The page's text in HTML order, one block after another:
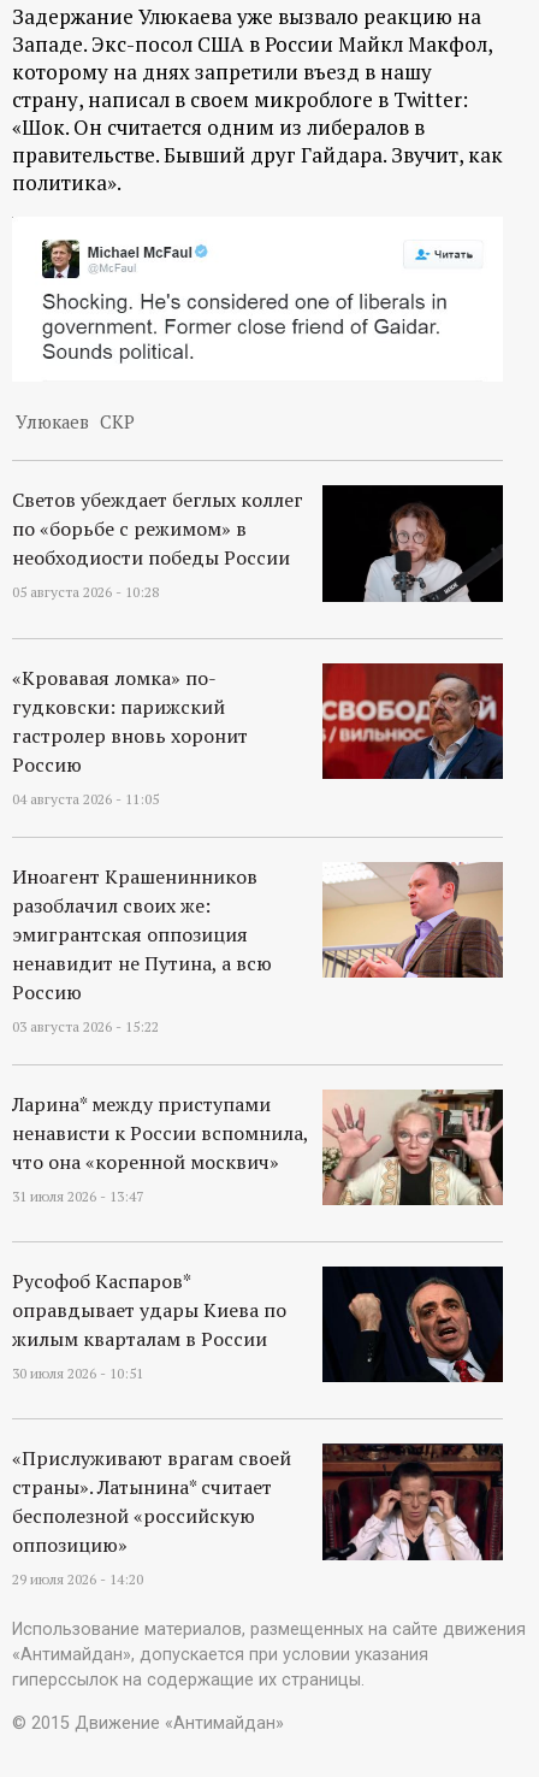
Задержание Улюкаева уже вызвало реакцию на
Западе. Экс-посол США в России Майкл Макфол,
которому на днях запретили въезд в нашу
страну, написал в своем микроблоге в Twitter:
«Шок. Он считается одним из либералов в
правительстве. Бывший друг Гайдара. Звучит, как
политика».
Улюкаев СКР
Светов убеждает беглых коллег
по «борьбе с режимом» в
необходиости победы России
05 августа 2026 - 10:28
«Кровавая ломка» по-
гудковски: парижский
гастролер вновь хоронит
Россию
04 августа 2026 - 11:05
Иноагент Крашенинников
разоблачил своих же:
эмигрантская оппозиция
ненавидит не Путина, а всю
Россию
03 августа 2026 - 15:22
Ларина* между приступами
ненависти к России вспомнила,
что она «коренной москвич»
31 июля 2026 - 13:47
Русофоб Каспаров*
оправдывает удары Киева по
жилым кварталам в России
30 июля 2026 - 10:51
«Прислуживают врагам своей
страны». Латынина* считает
бесполезной «российскую
оппозицию»
29 июля 2026 - 14:20
Использование материалов, размещенных на сайте движения
«Антимайдан», допускается при условии указания
гиперссылок на содержащие их страницы.
© 2015 Движение «Антимайдан»